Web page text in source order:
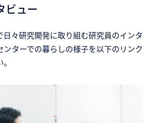
ビュー
日々研究開発に取り組む研究員のインタ
ンターでの暮らしの様子を以下のリンク